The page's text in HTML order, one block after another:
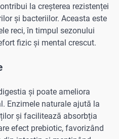
la creșterea rezistenței
și bacteriilor. Aceasta este
reci, în timpul sezonului
fizic și mental crescut.
și poate ameliora
Enzimele naturale ajută la
și facilitează absorbția
efect prebiotic, favorizând